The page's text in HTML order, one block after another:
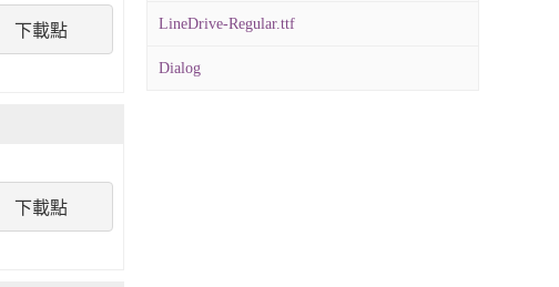
下載點
下載點
LineDrive-Regular.ttf
Dialog